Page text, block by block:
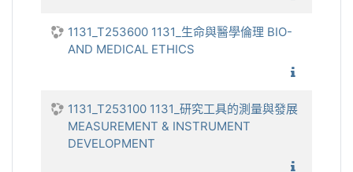
1131_T253600 1131_生命與醫學倫理 BIO-
AND MEDICAL ETHICS
1131_T253100 1131_研究工具的測量與發展
MEASUREMENT & INSTRUMENT
DEVELOPMENT